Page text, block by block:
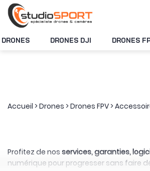
DRONES DRONES DJI DRONES
Accueil >Drones >Drones FPV>
Profitez de nos services, garanties,
numérique pour progresser sans faire